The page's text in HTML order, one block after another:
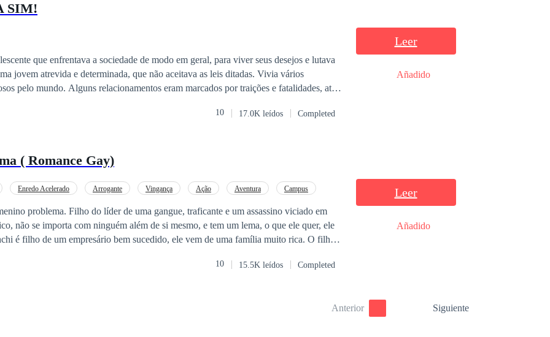
SIM!
que enfrentava a sociedade de modo em geral, para viver seus desejos e lutava
jovem atrevida e determinada, que não aceitava as leis ditadas. Vivia vários
pelo mundo. Alguns relacionamentos eram marcados por traições e fatalidades, até
cometido pelos os que representavam Deus.
10 17.0K leídos Completed
Leer
Añadido
( Romance Gay)
Enredo Acelerado Arrogante Vingança Ação Aventura
Campus
problema. Filho do líder de uma gangue, traficante e um assassino viciado em
não se importa com ninguém além de si mesmo, e tem um lema, o que ele quer, ele
por Nicholas Smith. Um menino sem papas na língua e sem o mínimo
10 15.5K leídos Completed
Leer
Añadido
Anterior Siguiente